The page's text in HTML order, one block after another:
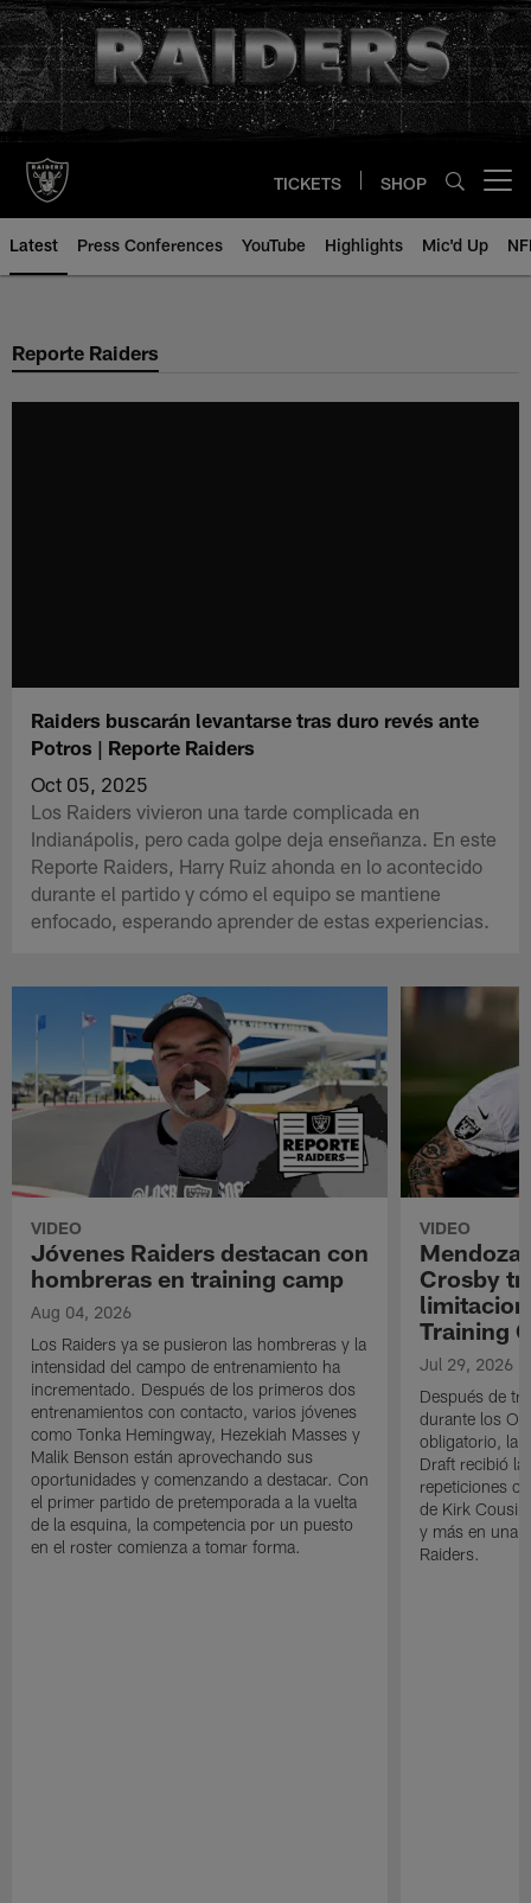
Skip
to
main
content
TICKETS SHOP
Latest Press Conferences YouTube Highlights Mic'd Up
Reporte Raiders
Raiders buscarán levantarse tras duro revés ante
Potros | Reporte Raiders
Oct 05, 2025
Los Raiders vivieron una tarde complicada en
Indianápolis, pero cada golpe deja enseñanza. En este
Reporte Raiders, Harry Ruiz ahonda en lo acontecido
durante el partido y cómo el equipo se mantiene
enfocado, esperando aprender de estas experiencias.
VIDEO
Jóvenes Raiders destacan con
hombreras en training camp
Aug 04, 2026
Los Raiders ya se pusieron las hombreras y la
intensidad del campo de entrenamiento ha
incrementado. Después de los primeros dos
entrenamientos con contacto, varios jóvenes
como Tonka Hemingway, Hezekiah Masses y
Malik Benson están aprovechando sus
oportunidades y comenzando a destacar. Con
el primer partido de pretemporada a la vuelta
de la esquina, la competencia por un puesto
en el roster comienza a tomar forma.
VIDEO
Mendoza
Crosby
Training
Jul 29, 2026
Después de
durante los
obligatorio, la
Draft recibió
repeticiones
de Kirk
y más en una
Raiders.